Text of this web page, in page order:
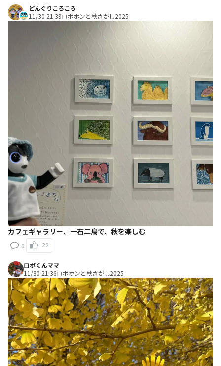
どんぐりころころ
11/30 21:39ロボホンと秋さがし2025
カフェギャラリー、一石二鳥で、秋を楽しむ
0 22
ロボくんママ
11/30 21:36ロボホンと秋さがし2025